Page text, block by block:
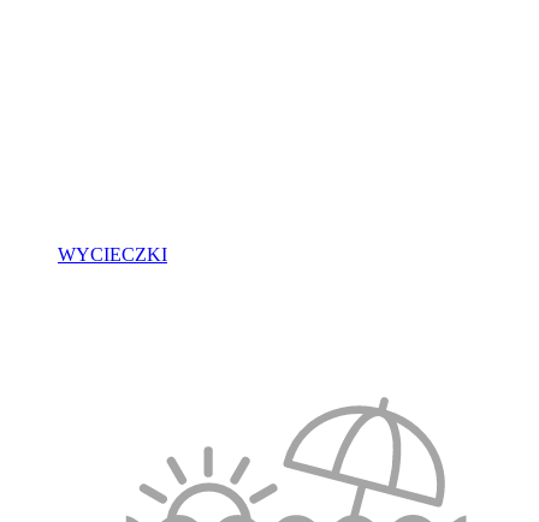
WYCIECZKI